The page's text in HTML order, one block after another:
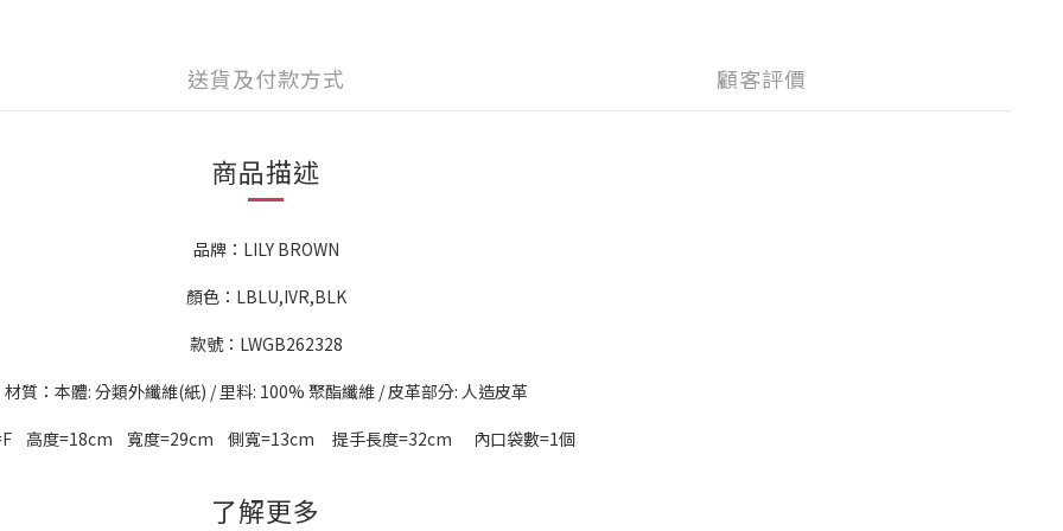
送貨及付款方式 顧客評價
商品描述
品牌：LILY BROWN
顏色：LBLU,IVR,BLK
款號：LWGB262328
材質：本體: 分類外纖維(紙) / 里料: 100% 聚酯纖維 / 皮革部分: 人造皮革
高度=18cm 寬度=29cm 側寬=13cm 提手長度=32cm 內口袋數=1個
了解更多